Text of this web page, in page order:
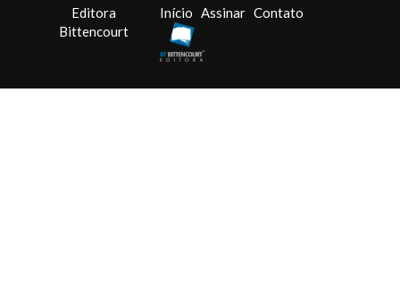
Editora
Bittencourt
Início Assinar Contato